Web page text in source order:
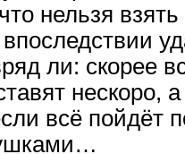
нельзя
ли: скорее
нескоро,
всё пойдёт